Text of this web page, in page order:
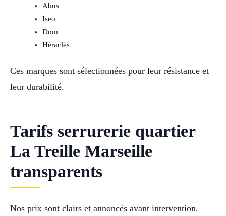
Abus
Iseo
Dom
Héraclès
Ces marques sont sélectionnées pour leur résistance et
leur durabilité.
Tarifs serrurerie quartier
La Treille Marseille
transparents
Nos prix sont clairs et annoncés avant intervention.